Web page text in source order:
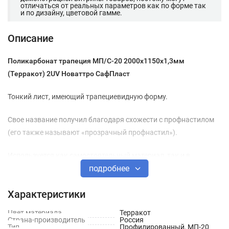
отличаться от реальных параметров как по форме так
и по дизайну, цветовой гамме.
Описание
Поликарбонат трапеция МП/С-20 2000х1150х1,3мм
(Терракот) 2UV Новаттро СафПласт
Тонкий лист, имеющий трапециевидную форму.
Свое название получил благодаря схожести с профнастилом
(его также называют «прозрачный профнастил»).
качестве светопрозрачного элемента в конструкции из
структурой.
подробнее
Характеристики
Цвет материала
Терракот
Страна-производитель
Россия
Тип
Профилированный, МП-20